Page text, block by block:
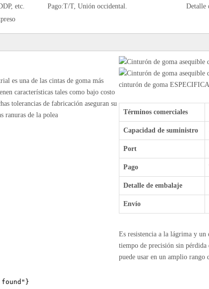
etc.
Pago:T/T, Unión occidental. Detalle
es una de las cintas de goma más
características tales como bajo costo
tolerancias de fabricación aseguran su
ranuras de la polea
cinturón de goma
Términos comerciales
Capacidad de suministro
Port
Pago
Detalle de embalaje
Envío
Es resistencia a la lágrima y
tiempo de precisión sin pérdida
puede usar en un amplio rango